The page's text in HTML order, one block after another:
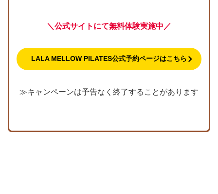
＼公式サイトにて無料体験実施中／
LALA MELLOW PILATES公式予約ページはこちら
≫キャンペーンは予告なく終了することがあります